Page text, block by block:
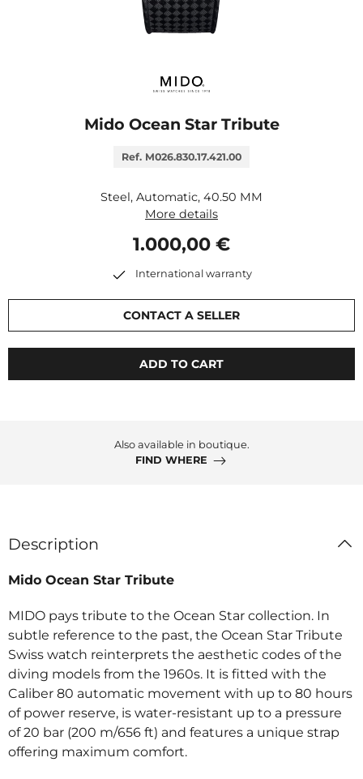
Mido Ocean Star Tribute
Ref. M026.830.17.421.00
Steel, Automatic, 40.50 MM
More details
1.000,00 €
International warranty
CONTACT A SELLER
ADD TO CART
Also available in boutique.
FIND WHERE
Description
Mido Ocean Star Tribute
MIDO pays tribute to the Ocean Star collection. In
subtle reference to the past, the Ocean Star Tribute
Swiss watch reinterprets the aesthetic codes of the
diving models from the 1960s. It is fitted with the
Caliber 80 automatic movement with up to 80 hours
of power reserve, is water-resistant up to a pressure
of 20 bar (200 m/656 ft) and features a unique strap
offering maximum comfort.